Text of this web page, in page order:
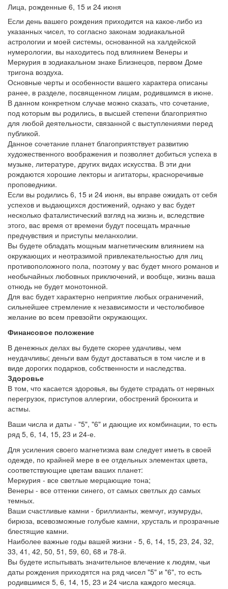
Лица, рожденные 6, 15 и 24 июня
Если день вашего рождения приходится на какое-либо из
указанных чисел, то согласно законам зодиакальной
астрологии и моей системы, основанной на халдейской
нумерологии, вы находитесь под влиянием Венеры и
Меркурия в зодиакальном знаке Близнецов, первом Доме
тригона воздуха.
Основные черты и особенности вашего характера описаны
ранее, в разделе, посвященном лицам, родившимся в июне.
В данном конкретном случае можно сказать, что сочетание,
под которым вы родились, в высшей степени благоприятно
для любой деятельности, связанной с выступлениями перед
публикой.
Данное сочетание планет благоприятствует развитию
художественного воображения и позволяет добиться успеха в
музыке, литературе, других видах искусства. В эти дни
рождаются хорошие лекторы и агитаторы, красноречивые
проповедники.
Если вы родились 6, 15 и 24 июня, вы вправе ожидать от себя
успехов и выдающихся достижений, однако у вас будет
несколько фаталистический взгляд на жизнь и, вследствие
этого, вас время от времени будут посещать мрачные
предчувствия и приступы меланхолии.
Вы будете обладать мощным магнетическим влиянием на
окружающих и неотразимой привлекательностью для лиц
противоположного пола, поэтому у вас будет много романов и
необычайных любовных приключений, и вообще, жизнь ваша
отнюдь не будет монотонной.
Для вас будет характерно неприятие любых ограничений,
сильнейшее стремление к независимости и честолюбивое
желание во всем превзойти окружающих.
Финансовое положение
В денежных делах вы будете скорее удачливы, чем
неудачливы; деньги вам будут доставаться в том числе и в
виде дорогих подарков, собственности и наследства.
Здоровье
В том, что касается здоровья, вы будете страдать от нервных
перегрузок, приступов аллергии, обострений бронхита и
астмы.
Ваши числа и даты - "5", "6" и дающие их комбинации, то есть
ряд 5, 6, 14, 15, 23 и 24-е.
Для усиления своего магнетизма вам следует иметь в своей
одежде, по крайней мере в ее отдельных элементах цвета,
соответствующие цветам ваших планет:
Меркурия - все светлые мерцающие тона;
Венеры - все оттенки синего, от самых светлых до самых
темных.
Ваши счастливые камни - бриллианты, жемчуг, изумруды,
бирюза, всевозможные голубые камни, хрусталь и прозрачные
блестящие камни.
Наиболее важные годы вашей жизни - 5, 6, 14, 15, 23, 24, 32,
33, 41, 42, 50, 51, 59, 60, 68 и 78-й.
Вы будете испытывать значительное влечение к людям, чьи
даты рождения приходятся на ряд чисел "5" и "6", то есть
родившимся 5, 6, 14, 15, 23 и 24 числа каждого месяца.